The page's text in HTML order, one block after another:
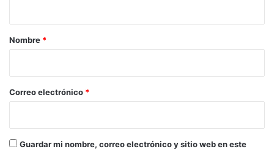
r
*
Nombre *
Correo electrónico *
Guardar mi nombre, correo electrónico y sitio web en este